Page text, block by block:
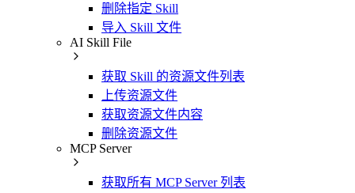
删除指定 Skill
导入 Skill 文件
AI Skill File
获取 Skill 的资源文件列表
上传资源文件
获取资源文件内容
删除资源文件
MCP Server
获取所有 MCP Server 列表